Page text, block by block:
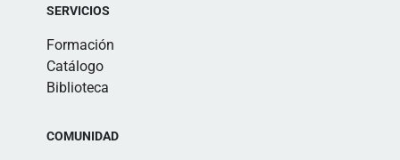
SERVICIOS
Formación
Catálogo
Biblioteca
COMUNIDAD